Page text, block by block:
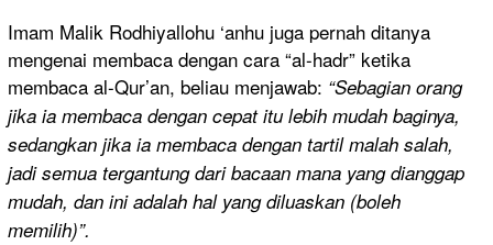
Imam Malik Rodhiyallohu ‘anhu juga pernah ditanya
mengenai membaca dengan cara “al-hadr” ketika
membaca al-Qur’an, beliau menjawab: “Sebagian orang
jika ia membaca dengan cepat itu lebih mudah baginya,
sedangkan jika ia membaca dengan tartil malah salah,
jadi semua tergantung dari bacaan mana yang dianggap
mudah, dan ini adalah hal yang diluaskan (boleh
memilih)”.